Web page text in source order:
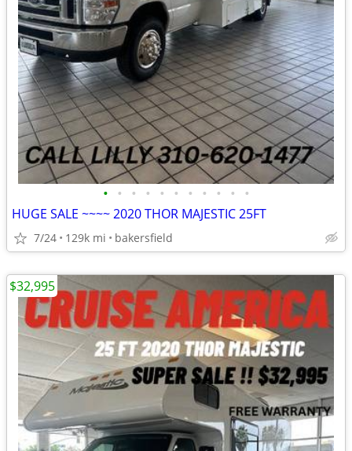
• • • • • • • • • • •
HUGE SALE ~~~~ 2020 THOR MAJESTIC 25FT
7/24 129k mi bakersfield
$32,995